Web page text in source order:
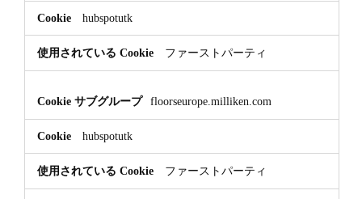
hubspotutk
ファーストパーティ
floorseurope.milliken.com
hubspotutk
ファーストパーティ